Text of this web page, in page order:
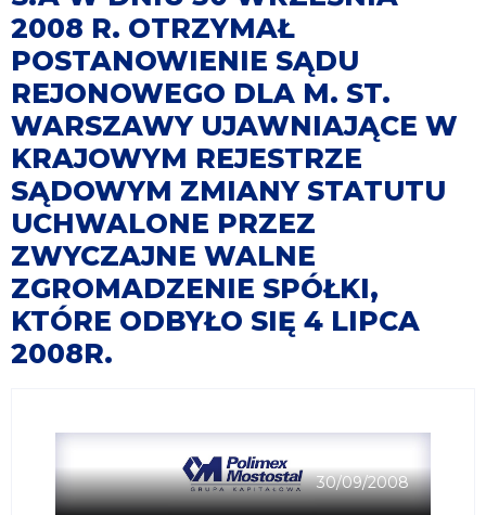
2008 R. OTRZYMAŁ
POSTANOWIENIE SĄDU
REJONOWEGO DLA M. ST.
WARSZAWY UJAWNIAJĄCE W
KRAJOWYM REJESTRZE
SĄDOWYM ZMIANY STATUTU
UCHWALONE PRZEZ
ZWYCZAJNE WALNE
ZGROMADZENIE SPÓŁKI,
KTÓRE ODBYŁO SIĘ 4 LIPCA
2008R.
30/09/2008